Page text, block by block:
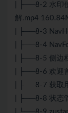
| ├──8-2 水印
解.mp4
| ├──8-3
| ├──8-4
| ├──8-5 侧边
| ├──8-6 欢迎
| ├──8-7 获取
| ├──8-8 状态